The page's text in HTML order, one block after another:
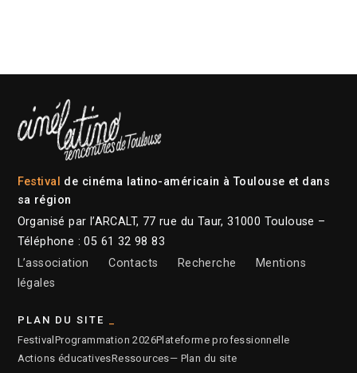
Festival de cinéma latino-américain à Toulouse et dans
sa région
Organisé par l’ARCALT, 77 rue du Taur, 31000 Toulouse –
Téléphone : 05 61 32 98 83
L’association
Contacts Recherche
Mentions
légales
PLAN DU SITE
Festival Programmation 2026Plateforme professionnelle
Actions éducativesRessources— Plan du site